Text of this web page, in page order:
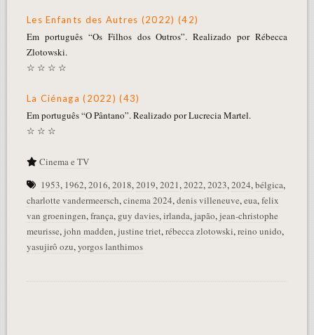
Les Enfants des Autres (2022) (42)
Em português “Os Filhos dos Outros”. Realizado por Rébecca
Zlotowski.
☆ ☆ ☆ ☆
La Ciénaga (2022) (43)
Em português “O Pântano”. Realizado por Lucrecia Martel.
☆ ☆ ☆
Cinema e TV
1953, 1962,2016,2018,2019,2021,2022,2023,2024,bélgica,
charlotte vandermeersch,cinema 2024,denis villeneuve,eua,felix
van groeningen,frança, guy davies,irlanda,japão,jean-christophe
meurisse,john madden,justine triet,rébecca zlotowski,reino unido,
yasujirô ozu,yorgos lanthimos